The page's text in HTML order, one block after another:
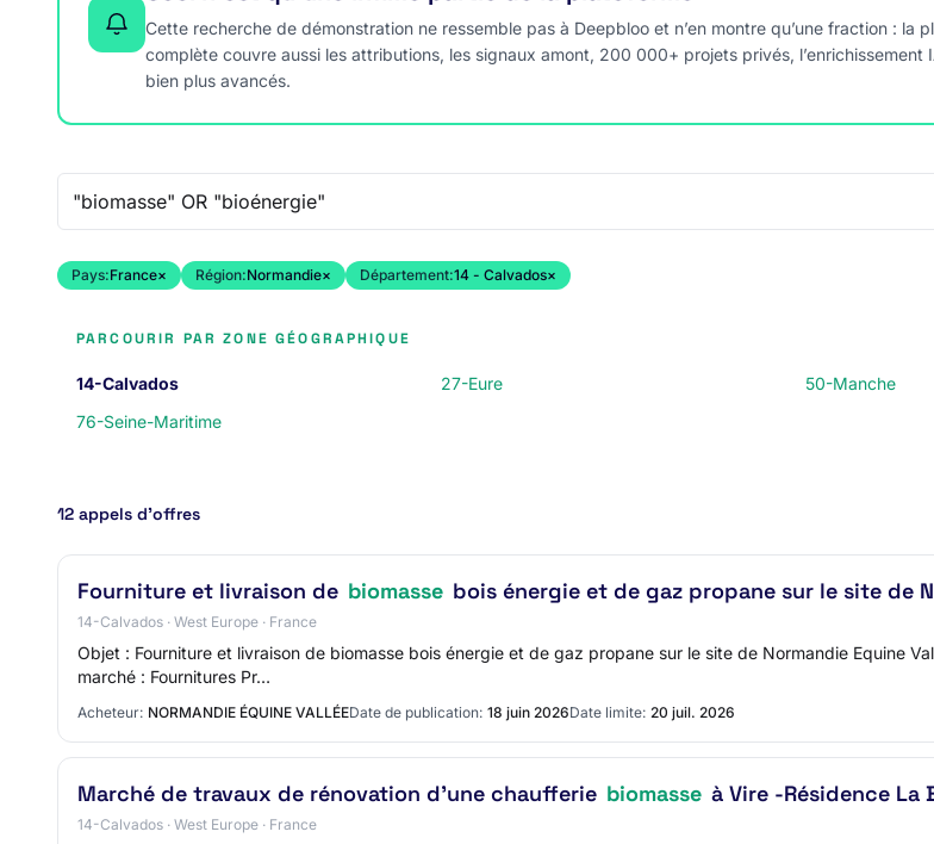
Cette recherche de démonstration ne ressemble pas à Deepbloo et n’en montre qu’une fraction : la
complète couvre aussi les attributions, les signaux amont, 200 000+ projets privés, l’enrichissement
bien plus avancés.
Pays:France× Région:Normandie× Département:14 - Calvados×
PARCOURIR PAR ZONE GÉOGRAPHIQUE
14-Calvados 27-Eure 50-Manche
76-Seine-Maritime
12 appels d’offres
Fourniture et livraison de biomasse bois énergie et de gaz propane sur le site de
14-Calvados · West Europe · France
Objet : Fourniture et livraison de biomasse bois énergie et de gaz propane sur le site de Normandie Equine
marché : Fournitures Pr…
Acheteur: NORMANDIE ÉQUINE VALLÉEDate de publication: 18 juin 2026Date limite: 20 juil. 2026
Marché de travaux de rénovation d'une chaufferie biomasse à Vire -Résidence La
14-Calvados · West Europe · France